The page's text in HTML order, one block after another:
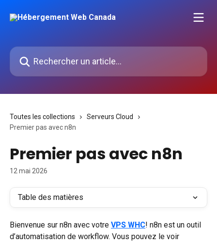
Rechercher un article...
Toutes les collections
Serveurs Cloud
Premier pas avec n8n
Premier pas avec n8n
12 mai 2026
Table des matières
Bienvenue sur n8n avec votre VPS WHC! n8n est un outil
d’automatisation de workflow. Vous pouvez le voir